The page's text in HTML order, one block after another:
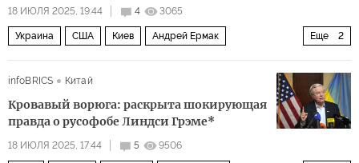
18 ИЮЛЯ 2025, 19:44 4 3065
Еще 2
Украина США Киев Андрей Ермак
infoBRICS
Китай
Кровавый ворюга: раскрыта шокирующая
правда о русофобе Линдси Грэме*
18 ИЮЛЯ 2025, 17:44 5 9506